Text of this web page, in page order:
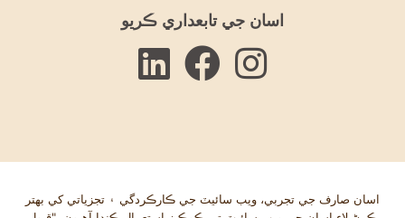
اسان جي تابعداري ڪريو
اسان صارف جي تجربي، ويب سائيٽ جي ڪارڪردگي ۽ تجزياتي کي بهتر